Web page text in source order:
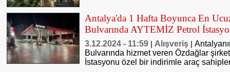
Antalya'da 1 Hafta Boyunca En
Bulvarında AYTEMİZ Petrol
3.12.2024 - 11:59 Alışveriş
Bulvarında hizmet veren Özdağlar
İstasyonu özel bir indirimle araç